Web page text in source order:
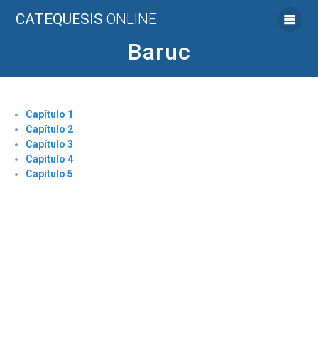
CATEQUESIS ONLINE
Baruc
Capítulo 1
Capítulo 2
Capítulo 3
Capítulo 4
Capítulo 5